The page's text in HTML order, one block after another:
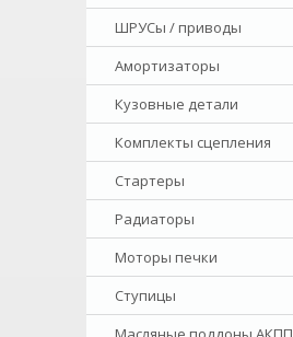
ШРУСы / приводы
Амортизаторы
Кузовные детали
Комплекты сцепления
Стартеры
Радиаторы
Моторы печки
Ступицы